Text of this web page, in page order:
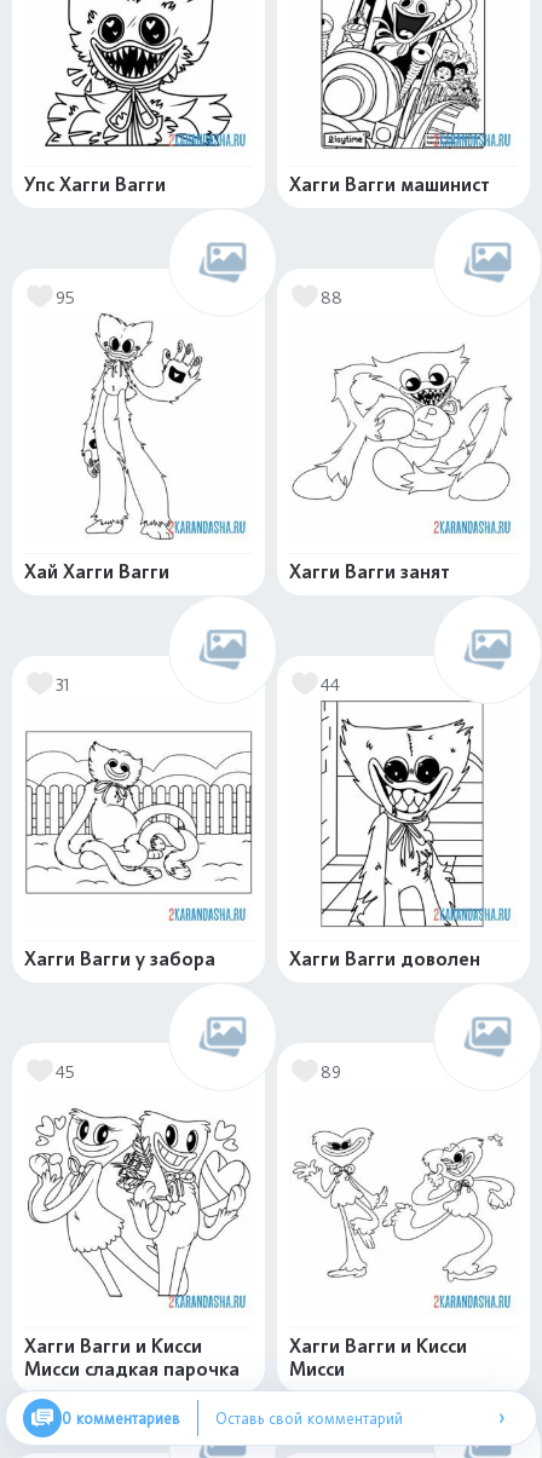
Упс Хагги Вагги Хагги Вагги машинист
95
Хай Хагги Вагги
88
Хагги Вагги занят
31
Хагги Вагги у забора
44
Хагги Вагги доволен
45
Хагги Вагги и Кисси
Мисси сладкая парочка
89
Хагги Вагги и Кисси
Мисси
0 комментариев Оставь свой комментарий ›